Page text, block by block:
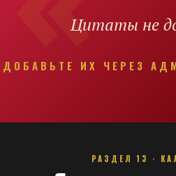
Цитаты не
ДОБАВЬТЕ ИХ ЧЕРЕЗ
РАЗДЕЛ 13 ·